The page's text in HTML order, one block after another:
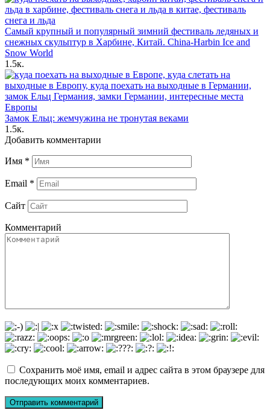
Самый крупный и популярный зимний фестиваль ледяных и
снежных скульптур в Харбине, Китай. China-Harbin Ice and
Snow World
1.5к.
Замок Ельц: жемчужина не тронутая веками
1.5к.
Добавить комментарии
Имя *
Email *
Сайт
Комментарий
Сохранить моё имя, email и адрес сайта в этом браузере для
последующих моих комментариев.